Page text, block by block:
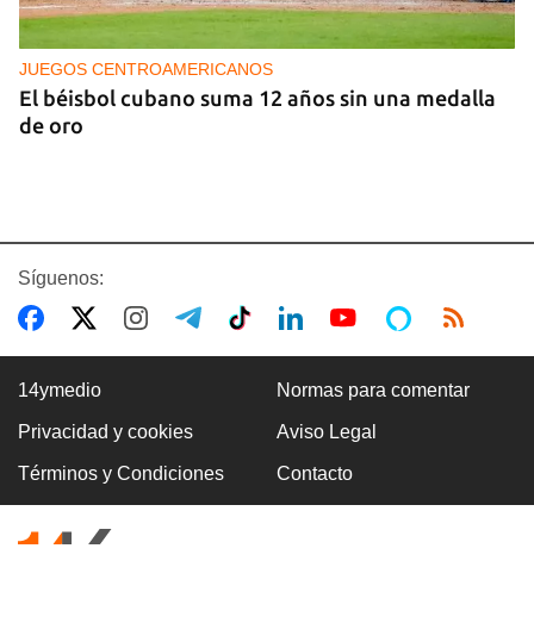
JUEGOS CENTROAMERICANOS
El béisbol cubano suma 12 años sin una medalla
de oro
MASONES
Un centenar de masones frustran el intento del
Gobierno de apartar al líder del Supremo Consejo
Síguenos:
14ymedio Normas para comentar
Privacidad y cookies Aviso Legal
Términos y Condiciones Contacto